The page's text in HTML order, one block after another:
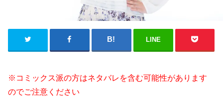
LINE
※コミックス派の方はネタバレを含む可能性があります
のでご注意ください